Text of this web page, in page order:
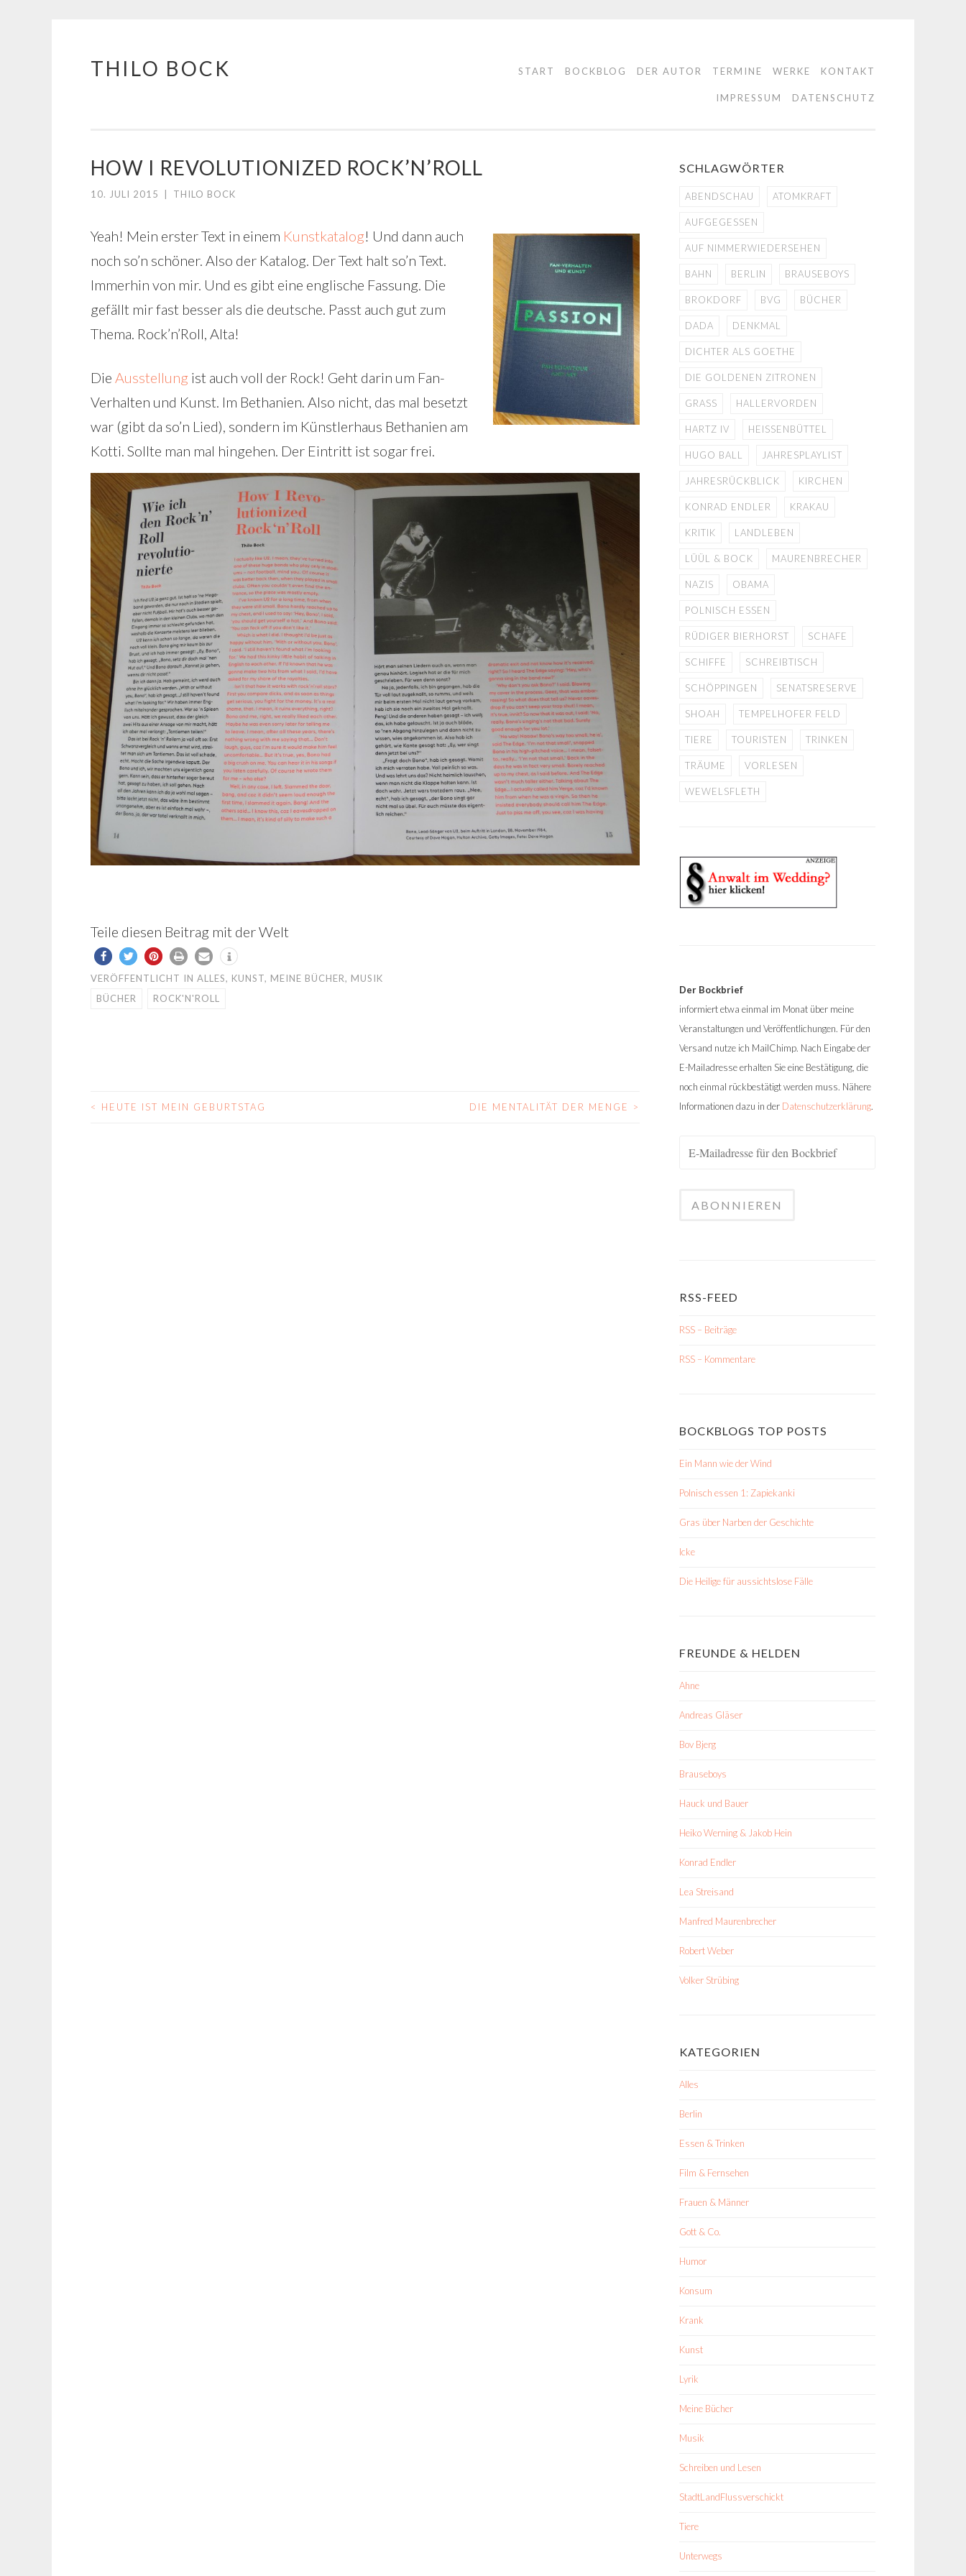
Springe
THILO BOCK START BOCKBLOG DER AUTOR TERMINE WERKE KONTAKT
IMPRESSUM DATENSCHUTZ
HOW I REVOLUTIONIZED ROCK’N’ROLL
10. JULI 2015 THILO BOCK
Yeah! Mein erster Text in einem Kunstkatalog! Und dann auch
noch so’n schöner. Also der Katalog. Der Text halt so’n Text.
Immerhin von mir. Und es gibt eine englische Fassung. Die
gefällt mir fast besser als die deutsche. Passt auch gut zum
Thema. Rock’n’Roll, Alta!
Die Ausstellung ist auch voll der Rock! Geht darin um Fan-
Verhalten und Kunst. Im Bethanien. Also nicht, das mal besetzt
war (gibt da so’n Lied), sondern im Künstlerhaus Bethanien am
Kotti. Sollte man mal hingehen. Der Eintritt ist sogar frei.
Teile diesen Beitrag mit der Welt
VERÖFFENTLICHT IN ALLES, KUNST, MEINE BÜCHER, MUSIK
BÜCHER
ROCK'N'ROLL
BEITRAGS-
< HEUTE IST MEIN GEBURTSTAG DIE MENTALITÄT DER MENGE >
SCHLAGWÖRTER
ABENDSCHAU ATOMKRAFT
AUFGEGESSEN
AUF NIMMERWIEDERSEHEN
BAHN BERLIN BRAUSEBOYS
BROKDORF BVG BÜCHER
DADA DENKMAL
DICHTER ALS GOETHE
DIE GOLDENEN ZITRONEN
GRASS HALLERVORDEN
HARTZ IV HEISSENBÜTTEL
HUGO BALL JAHRESPLAYLIST
JAHRESRÜCKBLICK KIRCHEN
KONRAD ENDLER KRAKAU
KRITIK LANDLEBEN
LÜÜL & BOCK MAURENBRECHER
NAZIS OBAMA
POLNISCH ESSEN
RÜDIGER BIERHORST SCHAFE
SCHIFFE SCHREIBTISCH
SCHÖPPINGEN SENATSRESERVE
SHOAH TEMPELHOFER FELD
TIERE TOURISTEN TRINKEN
TRÄUME VORLESEN
WEWELSFLETH
Der Bockbrief
informiert etwa einmal im Monat über meine
Veranstaltungen und Veröffentlichungen. Für den
Versand nutze ich MailChimp. Nach Eingabe der
E-Mailadresse erhalten Sie eine Bestätigung, die
noch einmal rückbestätigt werden muss. Nähere
Informationen dazu in der Datenschutzerklärung.
RSS-FEED
RSS – Beiträge
RSS – Kommentare
BOCKBLOGS TOP POSTS
Ein Mann wie der Wind
Polnisch essen 1: Zapiekanki
Gras über Narben der Geschichte
Icke
Die Heilige für aussichtslose Fälle
FREUNDE & HELDEN
Ahne
Andreas Gläser
Bov Bjerg
Brauseboys
Hauck und Bauer
Heiko Werning & Jakob Hein
Konrad Endler
Lea Streisand
Manfred Maurenbrecher
Robert Weber
Volker Strübing
KATEGORIEN
Alles
Berlin
Essen & Trinken
Film & Fernsehen
Frauen & Männer
Gott & Co.
Humor
Konsum
Krank
Kunst
Lyrik
Meine Bücher
Musik
Schreiben und Lesen
StadtLandFlussverschickt
Tiere
Unterwegs